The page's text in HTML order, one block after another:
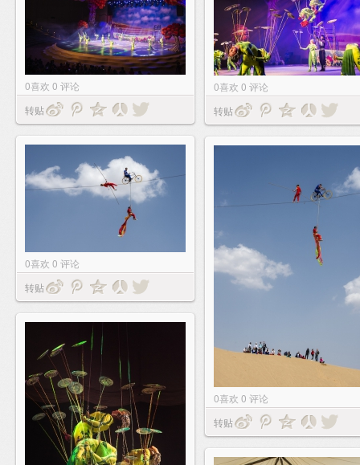
0喜欢 0 评论
转贴
0喜欢 0 评论
转贴
0喜欢 0 评论
转贴
0喜欢 0 评论
转贴